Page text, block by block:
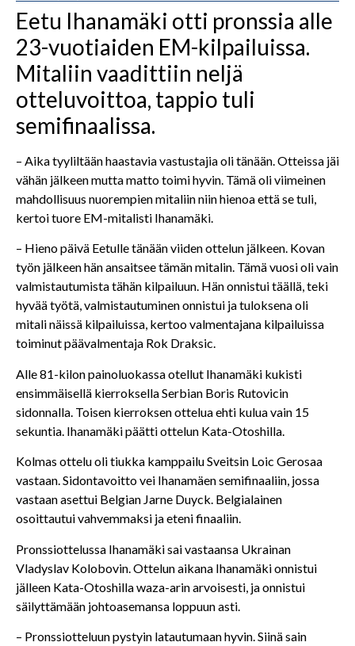
Eetu Ihanamäki otti pronssia alle
23-vuotiaiden EM-kilpailuissa.
Mitaliin vaadittiin neljä
otteluvoittoa, tappio tuli
semifinaalissa.
– Aika tyyliltään haastavia vastustajia oli tänään. Otteissa jäi
vähän jälkeen mutta matto toimi hyvin. Tämä oli viimeinen
mahdollisuus nuorempien mitaliin niin hienoa että se tuli,
kertoi tuore EM-mitalisti Ihanamäki.
– Hieno päivä Eetulle tänään viiden ottelun jälkeen. Kovan
työn jälkeen hän ansaitsee tämän mitalin. Tämä vuosi oli vain
valmistautumista tähän kilpailuun. Hän onnistui täällä, teki
hyvää työtä, valmistautuminen onnistui ja tuloksena oli
mitali näissä kilpailuissa, kertoo valmentajana kilpailuissa
toiminut päävalmentaja Rok Draksic.
Alle 81-kilon painoluokassa otellut Ihanamäki kukisti
ensimmäisellä kierroksella Serbian Boris Rutovicin
sidonnalla. Toisen kierroksen ottelua ehti kulua vain 15
sekuntia. Ihanamäki päätti ottelun Kata-Otoshilla.
Kolmas ottelu oli tiukka kamppailu Sveitsin Loic Gerosaa
vastaan. Sidontavoitto vei Ihanamäen semifinaaliin, jossa
vastaan asettui Belgian Jarne Duyck. Belgialainen
osoittautui vahvemmaksi ja eteni finaaliin.
Pronssiottelussa Ihanamäki sai vastaansa Ukrainan
Vladyslav Kolobovin. Ottelun aikana Ihanamäki onnistui
jälleen Kata-Otoshilla waza-arin arvoisesti, ja onnistui
säilyttämään johtoasemansa loppuun asti.
– Pronssiotteluun pystyin latautumaan hyvin. Siinä sain